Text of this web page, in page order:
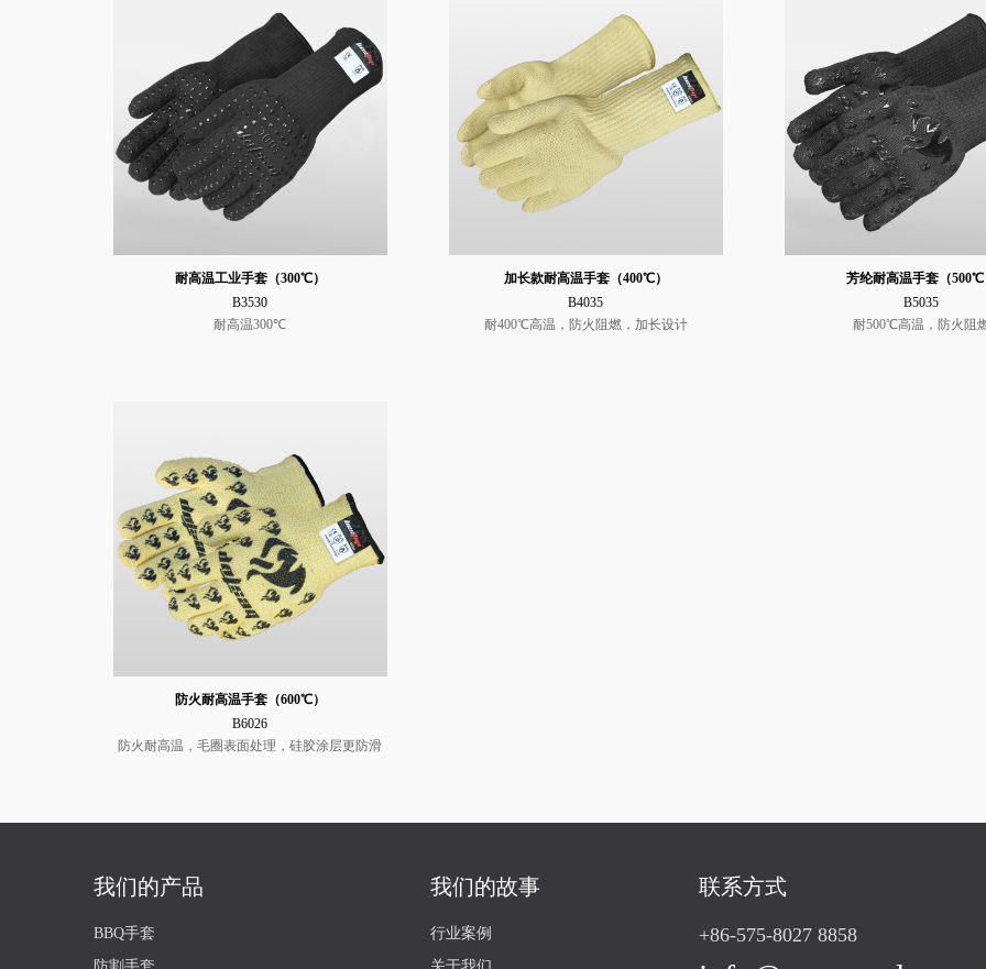
耐高温工业手套（300℃）
B3530
耐高温300℃
加长款耐高温手套（400℃）
B4035
耐400℃高温，防火阻燃，加长设计
芳纶耐高温手套（500℃
B5035
耐500℃高温，防火阻
防火耐高温手套（600℃）
B6026
防火耐高温，毛圈表面处理，硅胶涂层更防滑
我们的产品
BBQ手套
我们的故事
行业案例
联系方式
+86-575-8027 8858